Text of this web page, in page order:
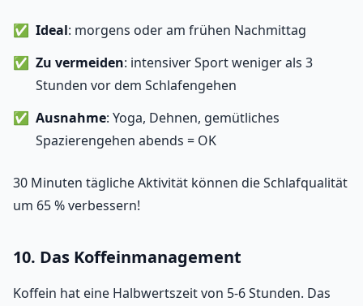
Ideal: morgens oder am frühen Nachmittag
Zu vermeiden: intensiver Sport weniger als 3
Stunden vor dem Schlafengehen
Ausnahme: Yoga, Dehnen, gemütliches
Spazierengehen abends = OK
30 Minuten tägliche Aktivität können die Schlafqualität
um 65 % verbessern!
10. Das Koffeinmanagement
Koffein hat eine Halbwertszeit von 5-6 Stunden. Das